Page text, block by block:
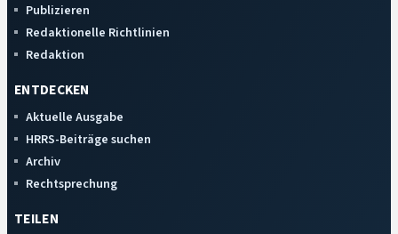
Publizieren
Redaktionelle Richtlinien
Redaktion
ENTDECKEN
Aktuelle Ausgabe
HRRS-Beiträge suchen
Archiv
Rechtsprechung
TEILEN